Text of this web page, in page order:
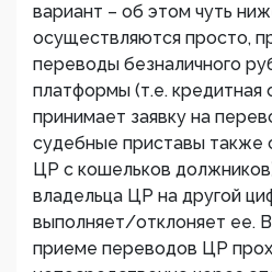
вариант – об этом чуть
осуществляются просто,
переводы безналичного
платформы (т.е. кредитная
принимает заявку на
судебные приставы также
ЦР с кошельков
владельца ЦР на другой
выполняет/отклоняет ее.
приеме переводов ЦР